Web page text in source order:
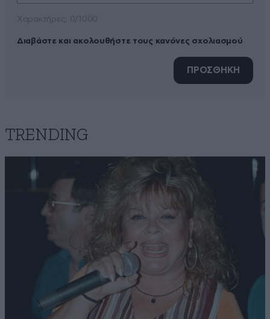
Διαβάστε και ακολουθήστε τους κανόνες σχολιασμού
ΠΡΟΣΘΗΚΗ
TRENDING